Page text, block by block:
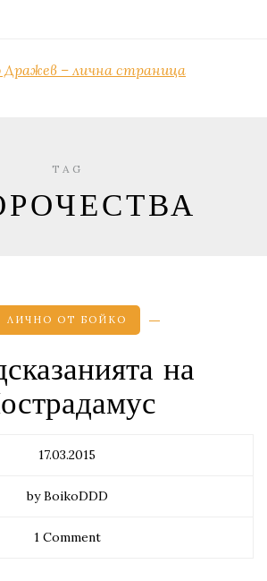
TAG
ЛИЧНО ОТ БОЙКО
на
17.03.2015
by BoikoDDD
1 Comment